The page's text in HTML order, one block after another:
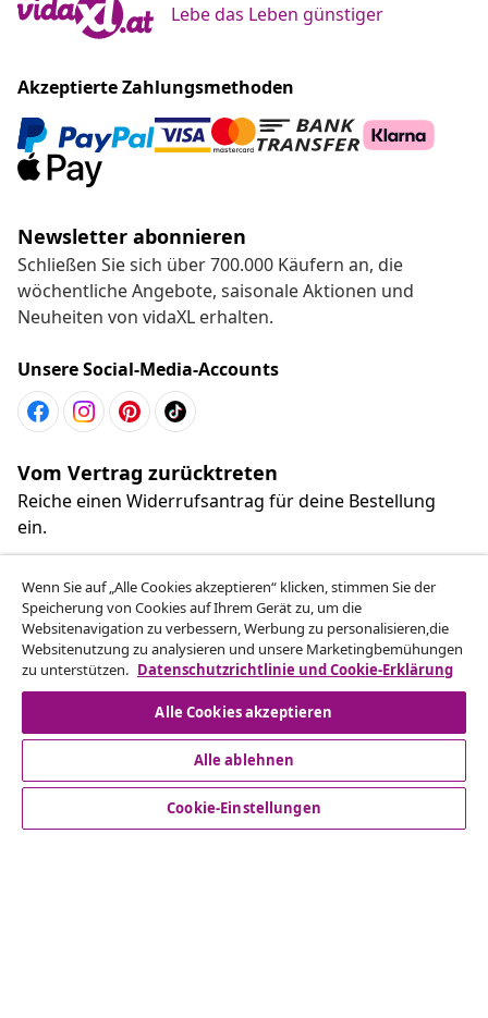
Lebe das Leben günstiger
Akzeptierte Zahlungsmethoden
Newsletter abonnieren
Schließen Sie sich über 700.000 Käufern an, die
wöchentliche Angebote, saisonale Aktionen und
Neuheiten von vidaXL erhalten.
Unsere Social-Media-Accounts
Vom Vertrag zurücktreten
Reiche einen Widerrufsantrag für deine Bestellung
ein.
Vom Vertrag zurücktreten
Kundenservice
Business
Wenn Sie auf „Alle Cookies akzeptieren“ klicken, stimmen Sie der
Speicherung von Cookies auf Ihrem Gerät zu, um die
Websitenavigation zu verbessern, Werbung zu personalisieren,die
Websitenutzung zu analysieren und unsere Marketingbemühungen
zu unterstützen. Datenschutzrichtlinie und Cookie-Erklärung
Alle Cookies akzeptieren
Alle ablehnen
Cookie-Einstellungen